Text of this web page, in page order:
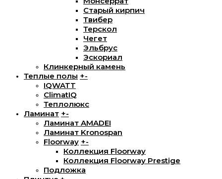
Старый кирпич
Твибер
Терскол
Чегет
Эльбрус
Эскориал
Клинкерный камень
Теплые полы +-
IQWATT
ClimatIQ
Теплолюкс
Ламинат +-
Ламинат AMADEI
Ламинат Kronospan
Floorway +-
Коллекция Floorway
Коллекция Floorway Prestige
Подложка